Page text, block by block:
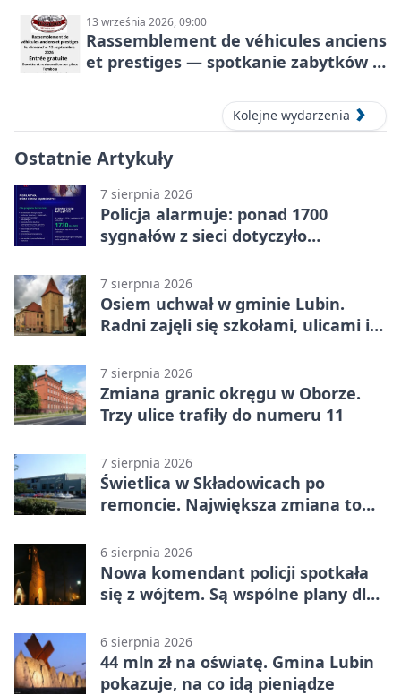
13 września 2026, 09:00
Rassemblement de véhicules anciens
et prestiges — spotkanie zabytków i
Kolejne wydarzenia
Ostatnie Artykuły
7 sierpnia 2026
Policja alarmuje: ponad 1700
sygnałów z sieci dotyczyło
7 sierpnia 2026
Osiem uchwał w gminie Lubin.
Radni zajęli się szkołami, ulicami i
7 sierpnia 2026
Zmiana granic okręgu w Oborze.
Trzy ulice trafiły do numeru 11
7 sierpnia 2026
Świetlica w Składowicach po
remoncie. Największa zmiana to
6 sierpnia 2026
Nowa komendant policji spotkała
się z wójtem. Są wspólne plany dla
6 sierpnia 2026
44 mln zł na oświatę. Gmina Lubin
pokazuje, na co idą pieniądze